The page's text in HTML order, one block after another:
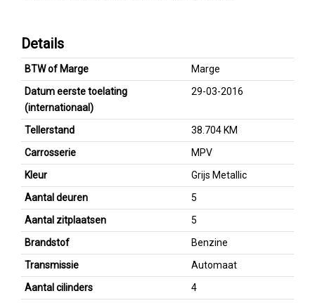
Details
BTW of Marge
Marge
Datum eerste toelating
(internationaal)
29-03-2016
Tellerstand
38.704 KM
Carrosserie
MPV
Kleur
Grijs Metallic
Aantal deuren
5
Aantal zitplaatsen
5
Brandstof
Benzine
Transmissie
Automaat
Aantal cilinders
4